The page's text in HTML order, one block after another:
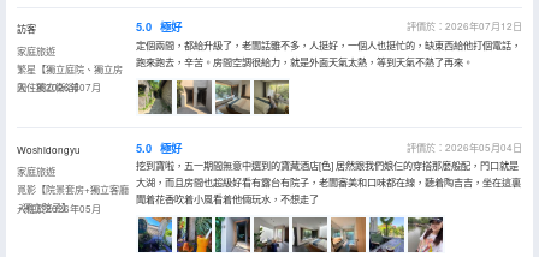
訪客
家庭旅遊
繁星【獨立庭院、獨立房
間、獨立衞浴】
入住於2026年07月
5.0 極好
評價於：2026年07月12日
定個兩間，都給升級了，老闆話雖不多，人挺好，一個人也挺忙的，缺東西給他打個電話，
跑來跑去，辛苦。房間空調很給力，就是外面天氣太熱，等到天氣不熱了再來。
Woshidongyu
家庭旅遊
覓影【院景套房+獨立客廳
+獨立院子】
入住於2026年05月
5.0 極好
評價於：2026年05月04日
挖到寶啦，五一期間無意中選到的寶藏酒店[色] 居然跟我們娘仨的穿搭那麼般配，門口就是
大湖，而且房間也超級好看有露台有院子，老闆審美和口味都在線，聽着陶吉吉，坐在這裏
聞着花香吹着小風看着他倆玩水，不想走了